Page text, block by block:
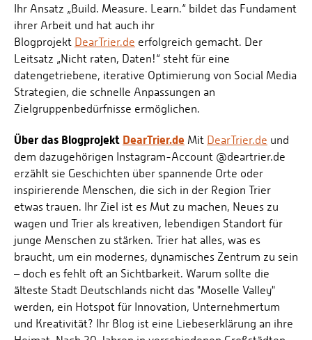
Ihr Ansatz „Build. Measure. Learn.“ bildet das Fundament
ihrer Arbeit und hat auch ihr
Blogprojekt DearTrier.de erfolgreich gemacht. Der
Leitsatz „Nicht raten, Daten!“ steht für eine
datengetriebene, iterative Optimierung von Social Media
Strategien, die schnelle Anpassungen an
Zielgruppenbedürfnisse ermöglichen.
Über das Blogprojekt DearTrier.de Mit DearTrier.de und
dem dazugehörigen Instagram-Account @deartrier.de
erzählt sie Geschichten über spannende Orte oder
inspirierende Menschen, die sich in der Region Trier
etwas trauen. Ihr Ziel ist es Mut zu machen, Neues zu
wagen und Trier als kreativen, lebendigen Standort für
junge Menschen zu stärken. Trier hat alles, was es
braucht, um ein modernes, dynamisches Zentrum zu sein
– doch es fehlt oft an Sichtbarkeit. Warum sollte die
älteste Stadt Deutschlands nicht das "Moselle Valley"
werden, ein Hotspot für Innovation, Unternehmertum
und Kreativität? Ihr Blog ist eine Liebeserklärung an ihre